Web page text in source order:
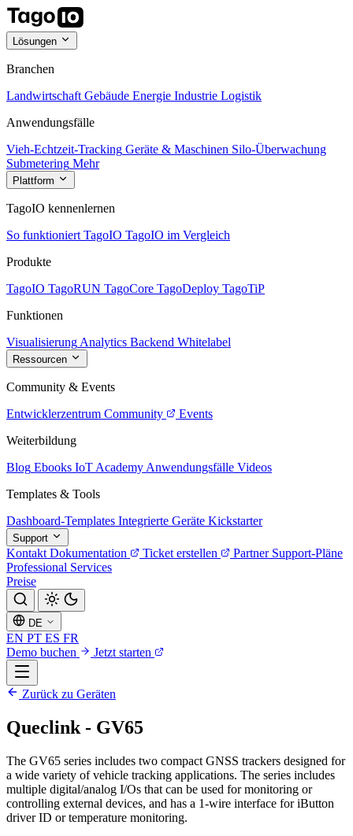
Lösungen
Branchen
Landwirtschaft Gebäude Energie Industrie Logistik
Anwendungsfälle
Vieh-Echtzeit-Tracking Geräte & Maschinen Silo-Überwachung
Submetering Mehr
Plattform
TagoIO kennenlernen
So funktioniert TagoIO TagoIO im Vergleich
Produkte
TagoIO TagoRUN TagoCore TagoDeploy TagoTiP
Funktionen
Visualisierung Analytics Backend Whitelabel
Ressourcen
Community & Events
Entwicklerzentrum Community
Events
Weiterbildung
Blog Ebooks IoT Academy Anwendungsfälle Videos
Templates & Tools
Dashboard-Templates Integrierte Geräte Kickstarter
Support
Kontakt Dokumentation Ticket erstellen Partner Support-Pläne
Professional Services
Preise
DE
EN PT ES FR
Demo buchen
Jetzt starten
Zurück zu Geräten
Queclink - GV65
The GV65 series includes two compact GNSS trackers designed for
a wide variety of vehicle tracking applications. The series includes
multiple digital/analog I/Os that can be used for monitoring or
controlling external devices, and has a 1-wire interface for iButton
driver ID or temperature monitoring.